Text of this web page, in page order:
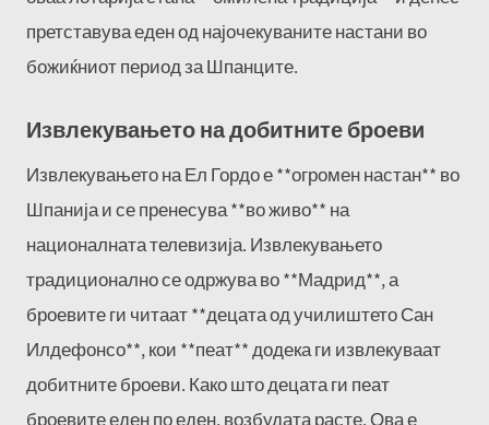
претставува еден од најочекуваните настани во
божиќниот период за Шпанците.
Извлекувањето на добитните броеви
Извлекувањето на Ел Гордо е **огромен настан** во
Шпанија и се пренесува **во живо** на
националната телевизија. Извлекувањето
традиционално се одржува во **Мадрид**, а
броевите ги читаат **децата од училиштето Сан
Илдефонсо**, кои **пеат** додека ги извлекуваат
добитните броеви. Како што децата ги пеат
броевите еден по еден, возбудата расте. Ова е